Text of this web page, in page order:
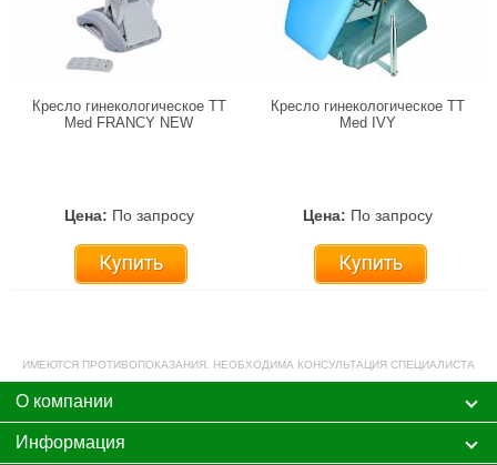
Кресло гинекологическое TT
Med FRANCY NEW
Цена: По запросу
Купить
Кресло гинекологическое TT
Med IVY
Цена: По запросу
Купить
ИМЕЮТСЯ ПРОТИВОПОКАЗАНИЯ. НЕОБХОДИМА КОНСУЛЬТАЦИЯ СПЕЦИАЛИСТА
О компании
Информация